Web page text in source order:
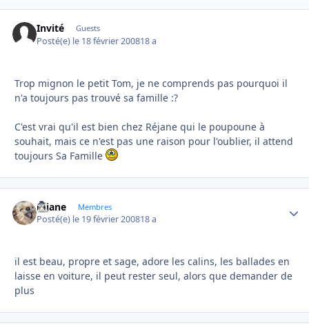
Invité Guests
Posté(e) le 18 février 200818 a
Trop mignon le petit Tom, je ne comprends pas pourquoi il
n'a toujours pas trouvé sa famille :?
C'est vrai qu'il est bien chez Réjane qui le poupoune à
souhait, mais ce n'est pas une raison pour l'oublier, il attend
toujours Sa Famille
réjane Membres
Posté(e) le 19 février 200818 a
il est beau, propre et sage, adore les calins, les ballades en
laisse en voiture, il peut rester seul, alors que demander de
plus